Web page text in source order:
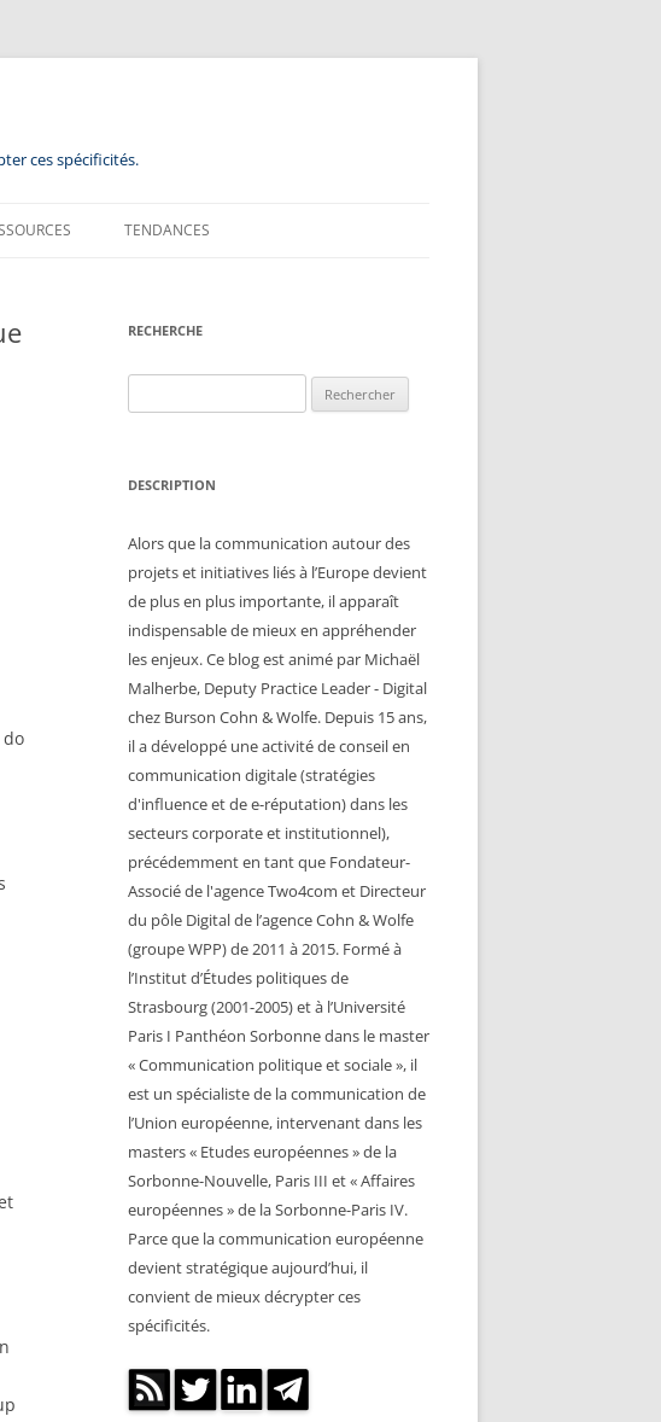
ces spécificités.
TENDANCES
RECHERCHE
DESCRIPTION
Alors que la communication autour des
projets et initiatives liés à l’Europe devient
de plus en plus importante, il apparaît
indispensable de mieux en appréhender
les enjeux. Ce blog est animé par Michaël
Malherbe, Deputy Practice Leader - Digital
chez Burson Cohn & Wolfe. Depuis 15 ans,
il a développé une activité de conseil en
communication digitale (stratégies
d'influence et de e-réputation) dans les
secteurs corporate et institutionnel),
précédemment en tant que Fondateur-
Associé de l'agence Two4com et Directeur
du pôle Digital de l’agence Cohn & Wolfe
(groupe WPP) de 2011 à 2015. Formé à
l’Institut d’Études politiques de
Strasbourg (2001-2005) et à l’Université
Paris I Panthéon Sorbonne dans le master
« Communication politique et sociale », il
est un spécialiste de la communication de
l’Union européenne, intervenant dans les
masters « Etudes européennes » de la
Sorbonne-Nouvelle, Paris III et « Affaires
européennes » de la Sorbonne-Paris IV.
Parce que la communication européenne
devient stratégique aujourd’hui, il
convient de mieux décrypter ces
spécificités.